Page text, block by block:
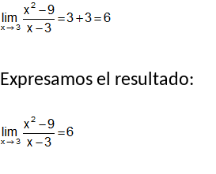
Expresamos el resultado: